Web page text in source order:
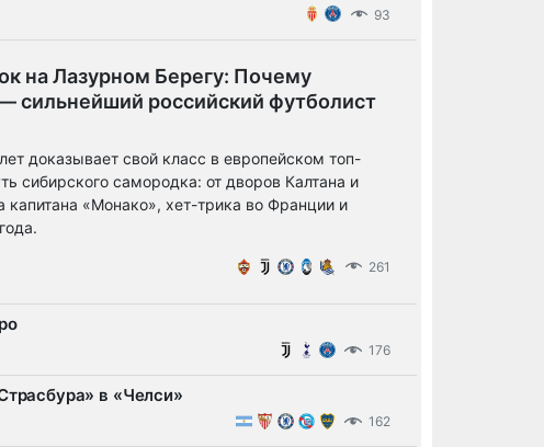
93
на Лазурном Берегу: Почему
сильнейший российский футболист
доказывает свой класс в европейском топ-
сибирского самородка: от дворов Калтана и
«Монако», хет-трика во Франции и
261
176
в «Челси»
162